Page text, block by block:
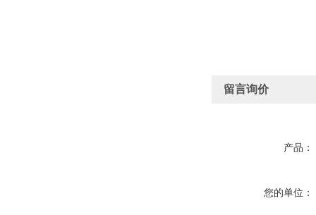
留言询价
产品：
您的单位：